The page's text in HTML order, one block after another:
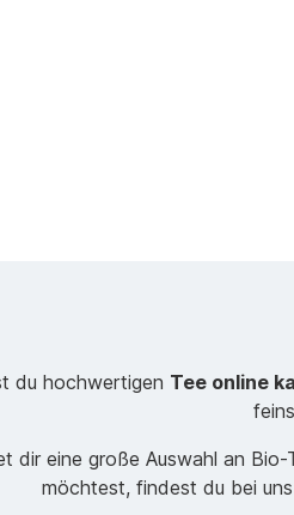
du hochwertigen Tee online
dir eine große Auswahl an
möchtest, findest du bei